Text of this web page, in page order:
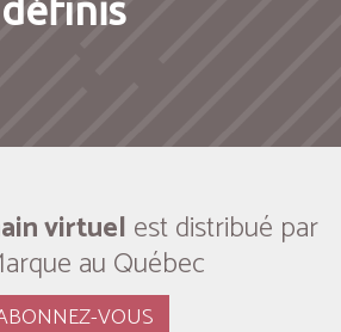
définis
virtuel est distribué par
au Québec
VOUS